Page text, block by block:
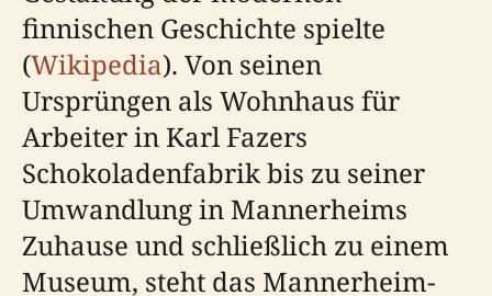
finnischen Geschichte spielte
(Wikipedia). Von seinen
Ursprüngen als Wohnhaus für
Arbeiter in Karl Fazers
Schokoladenfabrik bis zu seiner
Umwandlung in Mannerheims
Zuhause und schließlich zu einem
Museum, steht das Mannerheim-